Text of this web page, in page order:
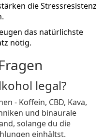
die Stressresistenz
das natürlichste
nötig.
legal?
- Koffein, CBD, Kava,
und binaurale
solange du die
einhältst.